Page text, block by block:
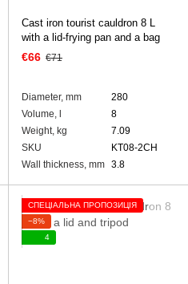
Cast iron tourist cauldron 8 L
with а lid-frying pan and a bag
€66 €71
Diameter, mm
280
Volume, l
8
Weight, kg
7.09
SKU
KT08-2CH
Wall thickness, mm 3.8
СПЕЦІАЛЬНА ПРОПОЗИЦІЯ
−8%
4